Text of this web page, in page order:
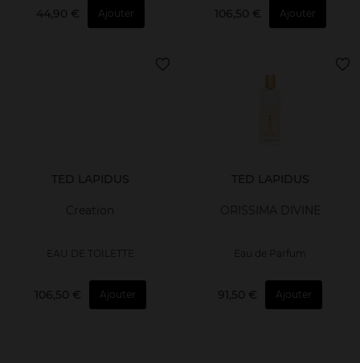
44,90 € Ajouter 106,50 € Ajouter
TED LAPIDUS
Creation
EAU DE TOILETTE
106,50 € Ajouter
TED LAPIDUS
ORISSIMA DIVINE
Eau de Parfum
91,50 € Ajouter